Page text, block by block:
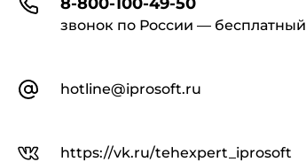
звонок по России — бесплатный
hotline@iprosoft.ru
https://vk.ru/tehexpert_iprosoft